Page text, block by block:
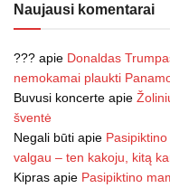
Naujausi komentarai
??? apie Donaldas
nemokamai plaukti
Buvusi koncerte apie
šventė
Negali būti apie
valgau – ten kakoju, kitą
Kipras apie Pasipiktino